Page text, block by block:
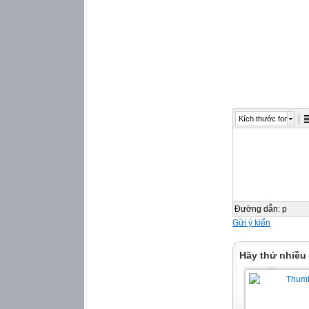
Kích thước font
Đường dẫn: p
Gửi ý kiến
Hãy thử